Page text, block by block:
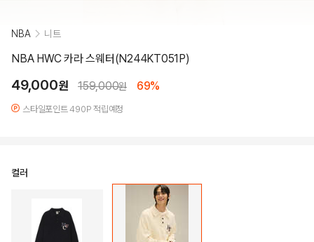
NBA 니트
NBA HWC 카라 스웨터(N244KT051P)
49,000원 159,000원 69%
스타일포인트 490P 적립예정
컬러